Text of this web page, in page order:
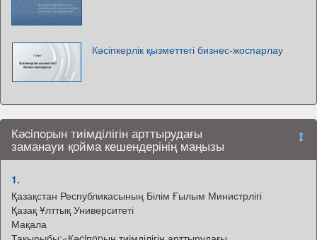
Кәсіпкерлік қызметтегі бизнес-жоспарлау
Кәciпopын тиімділігін арттырудағы
заманауи қойма кешендерінің маңызы
1.
Қазақстан Республикасының Білім Ғылым Министрлігі
Қазақ Ұлттық Университеті
Мақала